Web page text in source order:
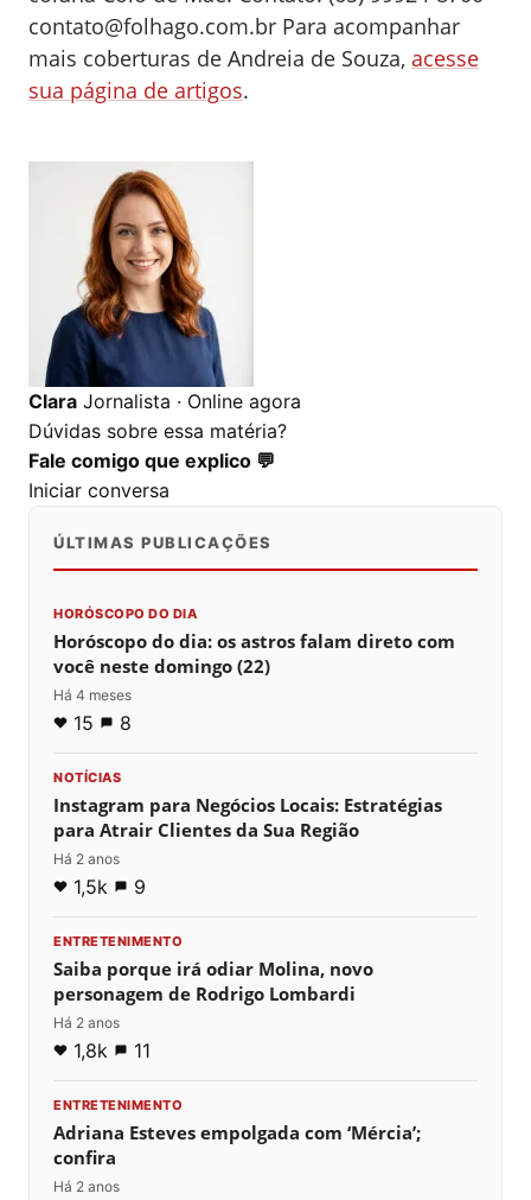
contato@folhago.com.br Para acompanhar
mais coberturas de Andreia de Souza, acesse
sua página de artigos.
Clara Jornalista · Online agora
Dúvidas sobre essa matéria?
Fale comigo que explico 💬
Iniciar conversa
ÚLTIMAS PUBLICAÇÕES
HORÓSCOPO DO DIA
Horóscopo do dia: os astros falam direto com
você neste domingo (22)
Há 4 meses
15 8
NOTÍCIAS
Instagram para Negócios Locais: Estratégias
para Atrair Clientes da Sua Região
Há 2 anos
1,5k 9
ENTRETENIMENTO
Saiba porque irá odiar Molina, novo
personagem de Rodrigo Lombardi
Há 2 anos
1,8k 11
ENTRETENIMENTO
Adriana Esteves empolgada com ‘Mércia’;
confira
Há 2 anos